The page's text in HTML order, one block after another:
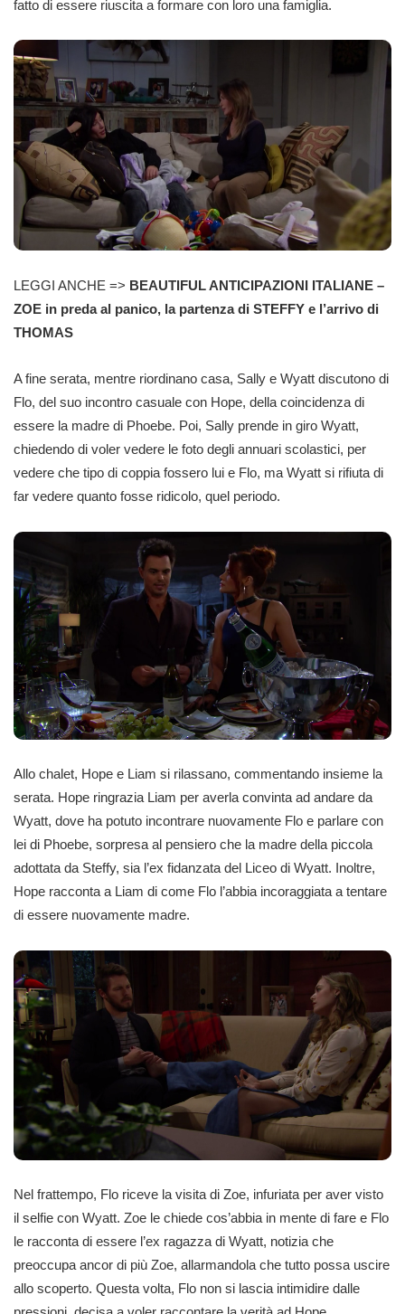
fatto di essere riuscita a formare con loro una famiglia.
LEGGI ANCHE => BEAUTIFUL ANTICIPAZIONI ITALIANE –
ZOE in preda al panico, la partenza di STEFFY e l’arrivo di
THOMAS
A fine serata, mentre riordinano casa, Sally e Wyatt discutono di
Flo, del suo incontro casuale con Hope, della coincidenza di
essere la madre di Phoebe. Poi, Sally prende in giro Wyatt,
chiedendo di voler vedere le foto degli annuari scolastici, per
vedere che tipo di coppia fossero lui e Flo, ma Wyatt si rifiuta di
far vedere quanto fosse ridicolo, quel periodo.
Allo chalet, Hope e Liam si rilassano, commentando insieme la
serata. Hope ringrazia Liam per averla convinta ad andare da
Wyatt, dove ha potuto incontrare nuovamente Flo e parlare con
lei di Phoebe, sorpresa al pensiero che la madre della piccola
adottata da Steffy, sia l’ex fidanzata del Liceo di Wyatt. Inoltre,
Hope racconta a Liam di come Flo l’abbia incoraggiata a tentare
di essere nuovamente madre.
Nel frattempo, Flo riceve la visita di Zoe, infuriata per aver visto
il selfie con Wyatt. Zoe le chiede cos’abbia in mente di fare e Flo
le racconta di essere l’ex ragazza di Wyatt, notizia che
preoccupa ancor di più Zoe, allarmandola che tutto possa uscire
allo scoperto. Questa volta, Flo non si lascia intimidire dalle